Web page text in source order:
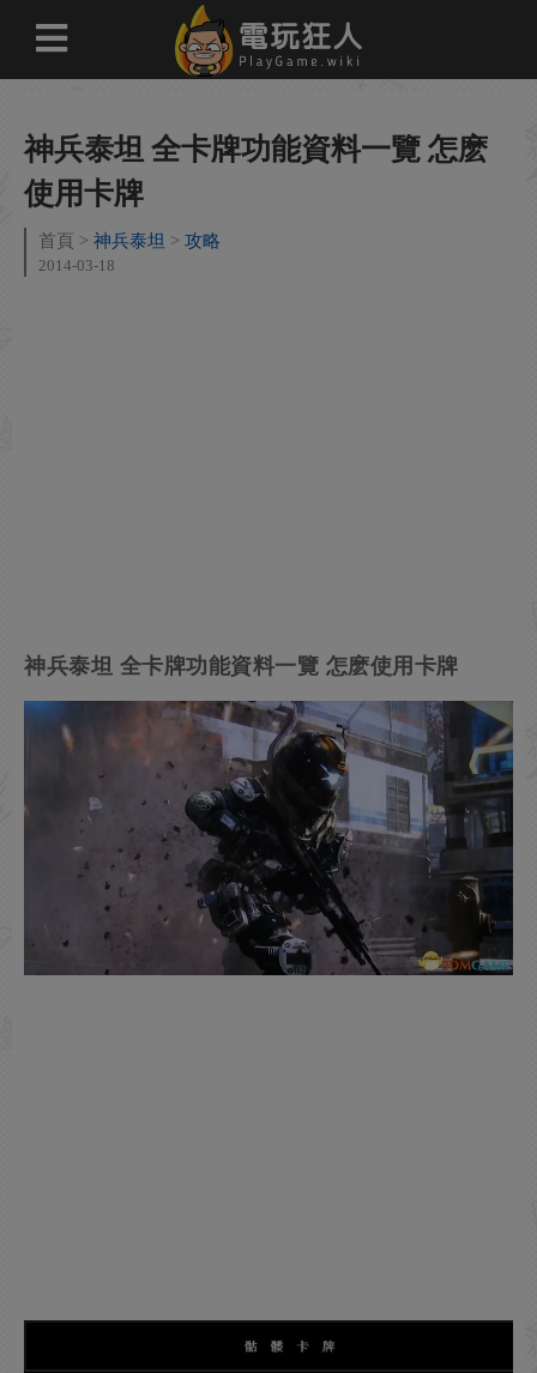
神兵泰坦 全卡牌功能資料一覽 怎麽
使用卡牌
首頁 神兵泰坦 攻略
2014-03-18
神兵泰坦 全卡牌功能資料一覽 怎麽使用卡牌